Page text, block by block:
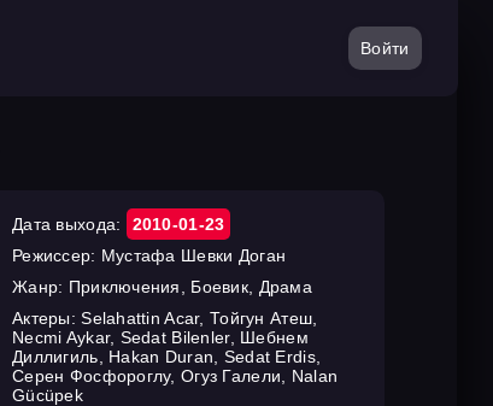
Войти
Дата выхода:
2010-01-23
Режиссер: Мустафа Шевки Доган
Жанр: Приключения, Боевик, Драма
Актеры:Selahattin Acar, Тойгун Атеш,
Necmi Aykar, Sedat Bilenler, Шебнем
Диллигиль, Hakan Duran, Sedat Erdis,
Серен Фосфороглу, Огуз Галели, Nalan
Gücüpek